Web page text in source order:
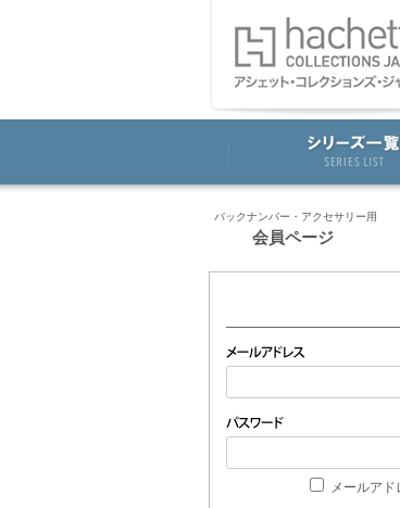
バックナンバー・アクセサリー用
会員ページ
メールア